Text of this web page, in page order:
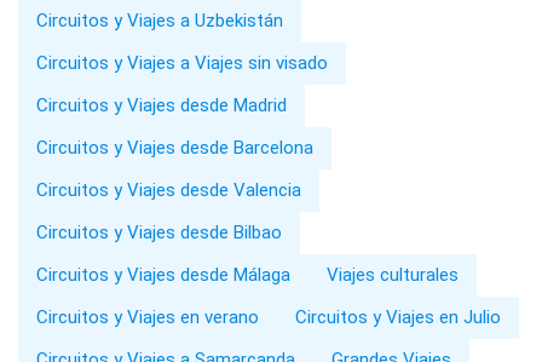
Circuitos y Viajes a Uzbekistán
Circuitos y Viajes a Viajes sin visado
Circuitos y Viajes desde Madrid
Circuitos y Viajes desde Barcelona
Circuitos y Viajes desde Valencia
Circuitos y Viajes desde Bilbao
Circuitos y Viajes desde Málaga
Viajes culturales
Circuitos y Viajes en verano
Circuitos y Viajes en Julio